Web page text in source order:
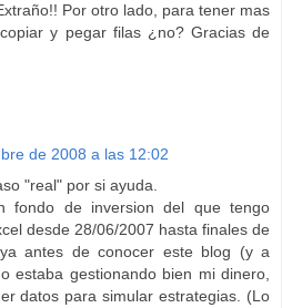
Por otro lado, para tener mas
y pegar filas ¿no? Gracias de
de 2008 a las 12:02
"real" por si ayuda.
fondo de inversion del que tengo
desde 28/06/2007 hasta finales de
antes de conocer este blog (y a
estaba gestionando bien mi dinero,
datos para simular estrategias. (Lo